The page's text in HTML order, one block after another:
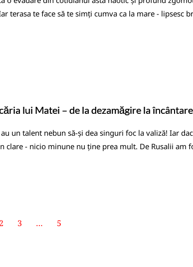
terasa te face să te simți cumva ca la mare - lipsesc
lui Matei – de la dezamăgire la încântare
un talent nebun să-și dea singuri foc la valiză! Iar
- nicio minune nu ține prea mult. De Rusalii am
2 3 … 5